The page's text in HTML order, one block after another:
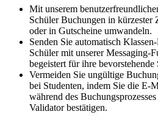
Mit unserem
Schüler Buchungen in kürzester
oder in Gutscheine umwandeln.
Senden Sie automatisch
Schüler mit unserer Messaging-
begeistert für ihre bevorstehende
Vermeiden Sie ungültige
bei Studenten, indem Sie die E-
während des
Validator bestätigen.